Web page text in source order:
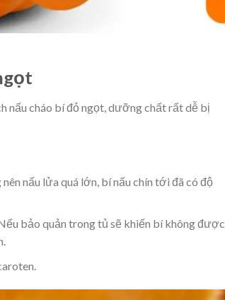
nấu cháo bí đỏ ngọt, dưỡng chất rất dễ bị
nấu lửa quá lớn, bí nấu chín tới đã có độ
bảo quản trong tủ sẽ khiến bí không được